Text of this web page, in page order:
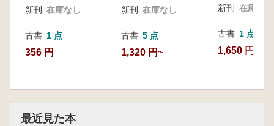
新刊 在庫なし
古書 1 点
356 円
新刊 在庫なし
古書 5 点
1,320 円~
新刊 在庫なし
古書 1 点
1,650 円
最近見た本